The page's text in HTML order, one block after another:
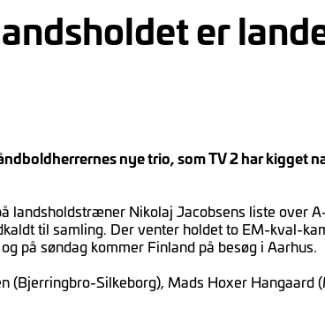
er
nye trio, som TV 2 har kigget
landsholdstræner Nikolaj Jacobsens liste over
til samling. Der venter holdet to EM-kval-
på søndag kommer Finland på besøg i Aarhus.
(Bjerringbro-Silkeborg), Mads Hoxer Hangaard